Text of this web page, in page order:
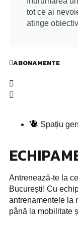
Spațiu
Antrenează-te la
București! Cu
antrenamentele la
până la mobilitate
tot ce ai
atinge
ABONAMENTE